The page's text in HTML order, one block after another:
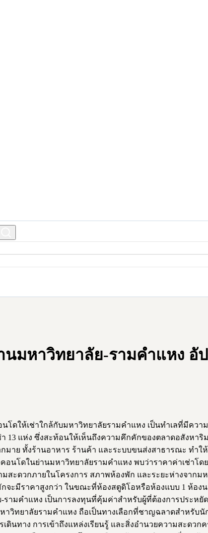
นมหาวิทยาลัย-รามคำแหง อั
ดให้เช่าใกล้กับมหาวิทยาลัยรามคำแหง เป็นทำเลที่มีคว
13 แห่ง ซึ่งสะท้อนให้เห็นถึงความคึกคักของตลาดอสังห
มาย ทั้งร้านอาหาร ร้านค้า และระบบขนส่งสาธารณะ ทำ
อนโดในย่านมหาวิทยาลัยรามคำแหง พบว่าราคาค่าเช่าโ
สะดวกภายในโครงการ สภาพห้องพัก และระยะห่างจาก
จะมีราคาสูงกว่า ในขณะที่ห้องสตูดิโอหรือห้องแบบ 1 ห้อ
รามคำแหง เป็นการลงทุนที่คุ้มค่าสำหรับผู้ที่ต้องการประห
าวิทยาลัยรามคำแหง ถือเป็นทางเลือกที่ชาญฉลาดสำหรั
ดินทาง การเข้าถึงแหล่งเรียนรู้ และสิ่งอำนวยความสะด